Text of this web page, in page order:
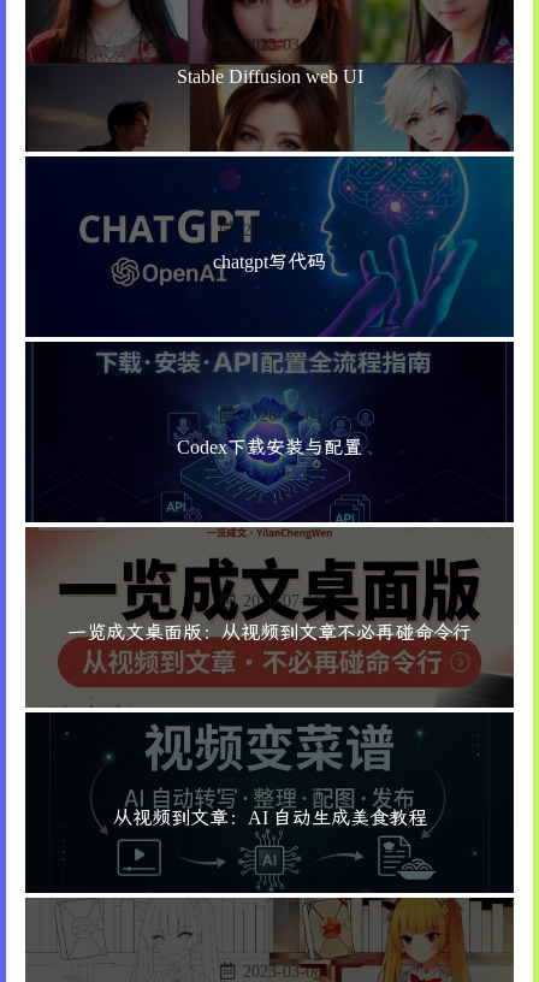
2023-03-07
Stable Diffusion web UI
2023-09-07
chatgpt写代码
2026-04-04
Codex下载安装与配置
2026-07-16
一览成文桌面版：从视频到文章不必再碰命令行
2026-07-08
从视频到文章：AI 自动生成美食教程
2023-03-08